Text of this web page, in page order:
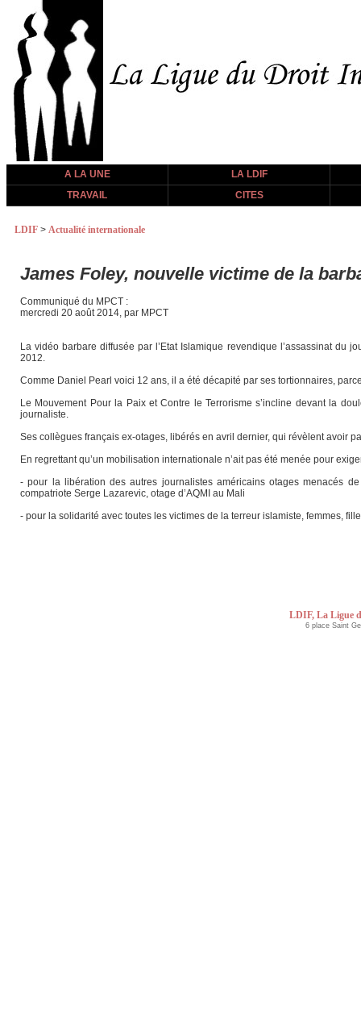
A LA UNE
LA LDIF
TRAVAIL
CITES
LDIF > Actualité internationale
James Foley, nouvelle victime de la
Communiqué du MPCT :
mercredi 20 août 2014, par MPCT
La vidéo barbare diffusée par l’Etat Islamique revendique l’assassinat
2012.
Comme Daniel Pearl voici 12 ans, il a été décapité par ses tortionnaires,
Le Mouvement Pour la Paix et Contre le Terrorisme s’incline devant la
journaliste.
Ses collègues français ex-otages, libérés en avril dernier, qui révèlent avoir
En regrettant qu’un mobilisation internationale n’ait pas été menée pour
- pour la libération des autres journalistes américains otages menacés
compatriote Serge Lazarevic, otage d’AQMI au Mali
- pour la solidarité avec toutes les victimes de la terreur islamiste, femmes,
LDIF, La Ligue
6 place Saint